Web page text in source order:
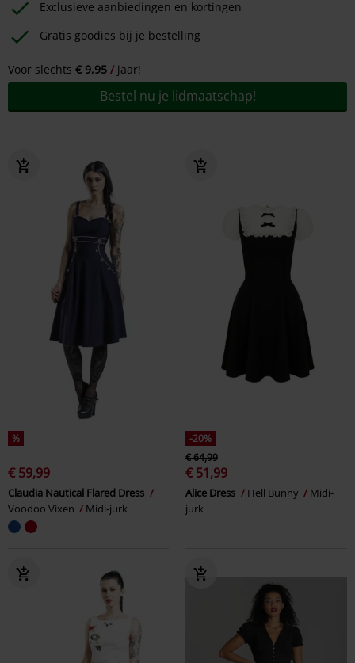
Exclusieve aanbiedingen en kortingen
Gratis goodies bij je bestelling
Voor slechts € 9,95 jaar!
Bestel nu je lidmaatschap!
%
€ 59,99
Claudia Nautical Flared Dress
Voodoo Vixen
Midi-jurk
-20%
€ 64,99
€ 51,99
Alice Dress Hell Bunny
Midi-
jurk